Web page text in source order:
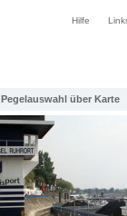
Hilfe
Pegelauswahl über Karte